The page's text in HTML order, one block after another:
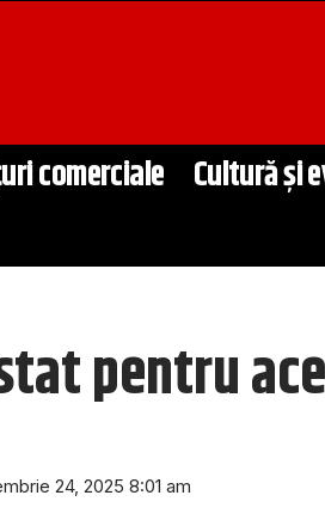
comerciale Cultură și
pentru
24, 2025 8:01 am